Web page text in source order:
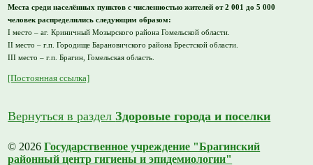
Места среди населённых пунктов с численностью жителей от 2 001 до 5 000
человек распределились следующим образом:
I место – аг. Криничный Мозырского района Гомельской области.
II место – г.п. Городище Барановичского района Брестской области.
III место – г.п. Брагин, Гомельская область.
[Постоянная ссылка]
Вернуться в разделЗдоровые города и поселки
© 2026Государственное учреждение "Брагинский
районный центр гигиены и эпидемиологии"